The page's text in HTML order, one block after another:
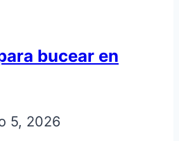
bucear en
5, 2026